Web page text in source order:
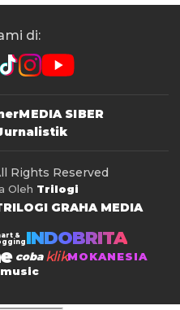
di:
MEDIA SIBER
Rights Reserved
Oleh Trilogi
GRAHA MEDIA
&
INDOBRITA
coba klikMOKANESIA
music